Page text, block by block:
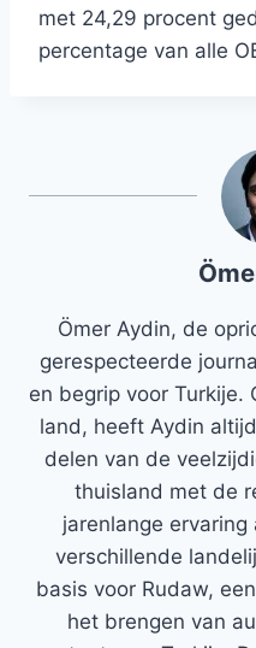
met 24,29 procent
percentage van alle
Ömer Aydin, de
gerespecteerde
en begrip voor Turkije.
land, heeft Aydin
delen van de
thuisland met de
jarenlange
verschillende
basis voor Rudaw,
het brengen van